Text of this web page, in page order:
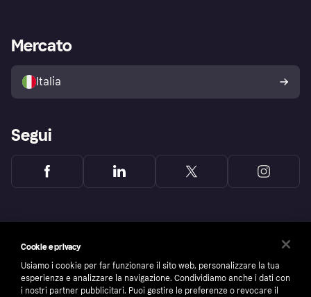
Esplora i negozi
Politica di protezione
dell'acquirente Klarna
Accesso aziende
Mercato
Italia
Segui
Cookie e privacy
Usiamo i cookie per far funzionare il sito web, personalizzare la tua
esperienza e analizzare la navigazione. Condividiamo anche i dati con
i nostri partner pubblicitari. Puoi gestire le preferenze o revocare il